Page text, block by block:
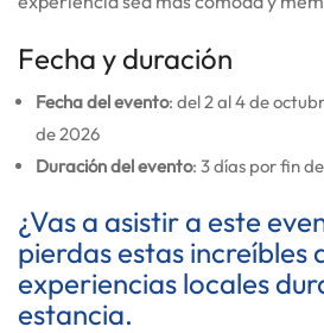
Fecha y duración
Fecha del evento: del 2 al 4 de
de 2026
Duración del evento: 3 días por fin
¿Vas a asistir a este
pierdas estas increíbles
experiencias locales
estancia.